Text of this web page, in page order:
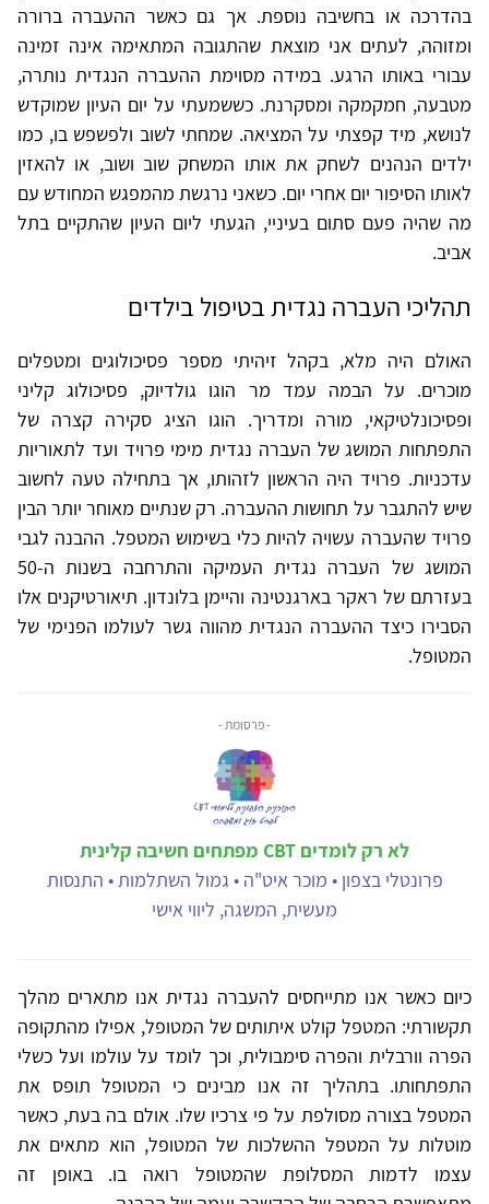
בהדרכה או בחשיבה נוספת. אך גם כאשר ההעברה ברורה
ומזוהה, לעתים אני מוצאת שהתגובה המתאימה אינה זמינה
עבורי באותו הרגע. במידה מסוימת ההעברה הנגדית נותרה,
מטבעה, חמקמקה ומסקרנת. כששמעתי על יום העיון שמוקדש
לנושא, מיד קפצתי על המציאה. שמחתי לשוב ולפשפש בו, כמו
ילדים הנהנים לשחק את אותו המשחק שוב ושוב, או להאזין
לאותו הסיפור יום אחרי יום. כשאני נרגשת מהמפגש המחודש עם
מה שהיה פעם סתום בעיניי, הגעתי ליום העיון שהתקיים בתל
אביב.
תהליכי העברה נגדית בטיפול בילדים
האולם היה מלא, בקהל זיהיתי מספר פסיכולוגים ומטפלים
מוכרים. על הבמה עמד מר הוגו גולדיוק, פסיכולוג קליני
ופסיכונלטיקאי, מורה ומדריך. הוגו הציג סקירה קצרה של
התפתחות המושג של העברה נגדית מימי פרויד ועד לתאוריות
עדכניות. פרויד היה הראשון לזהותו, אך בתחילה טעה לחשוב
שיש להתגבר על תחושות ההעברה. רק שנתיים מאוחר יותר הבין
פרויד שהעברה עשויה להיות כלי בשימוש המטפל. ההבנה לגבי
המושג של העברה נגדית העמיקה והתרחבה בשנות ה-50
בעזרתם של ראקר בארגנטינה והיימן בלונדון. תיאורטיקנים אלו
הסבירו כיצד ההעברה הנגדית מהווה גשר לעולמו הפנימי של
המטופל.
- פרסומת -
לא רק לומדים CBT מפתחים חשיבה קלינית
פרונטלי בצפון • מוכר איט"ה • גמול השתלמות • התנסות
מעשית, המשגה, ליווי אישי
כיום כאשר אנו מתייחסים להעברה נגדית אנו מתארים מהלך
תקשורתי: המטפל קולט איתותים של המטופל, אפילו מהתקופה
הפרה וורבלית והפרה סימבולית, וכך לומד על עולמו ועל כשלי
התפתחותו. בתהליך זה אנו מבינים כי המטופל תופס את
המטפל בצורה מסולפת על פי צרכיו שלו. אולם בה בעת, כאשר
מוטלות על המטפל ההשלכות של המטופל, הוא מתאים את
עצמו לדמות המסלופת שהמטופל רואה בו. באופן זה